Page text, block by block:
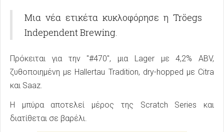
Μια νέα ετικέτα κυκλοφόρησε η Tröegs
Independent Brewing.
Πρόκειται για την "#470", μια Lager με 4,2% ABV,
ζυθοποιημένη με Hallertau Tradition, dry-hopped με Citra
και Saaz.
Η μπύρα αποτελεί μέρος της Scratch Series και
διατίθεται σε βαρέλι.